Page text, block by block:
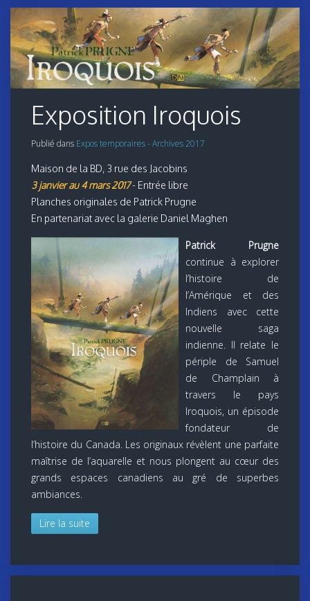
Exposition Iroquois
Publié dans Expos temporaires - Archives 2017
Maison de la BD, 3 rue des Jacobins
3 janvier au 4 mars 2017- Entrée libre
Planches originales de Patrick Prugne
En partenariat avec la galerie Daniel Maghen
Patrick Prugne
continue à explorer
l’histoire de
l’Amérique et des
Indiens avec cette
nouvelle saga
indienne. Il relate le
périple de Samuel
de Champlain à
travers le pays
Iroquois, un épisode
fondateur de
l’histoire du Canada. Les originaux révèlent une parfaite
maîtrise de l’aquarelle et nous plongent au cœur des
grands espaces canadiens au gré de superbes
ambiances.
Lire la suite